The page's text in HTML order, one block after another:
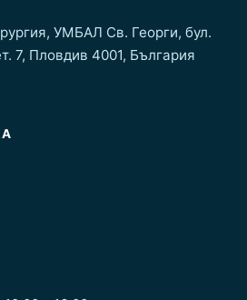
УМБАЛ Св. Георги, бул.
7, Пловдив 4001, България